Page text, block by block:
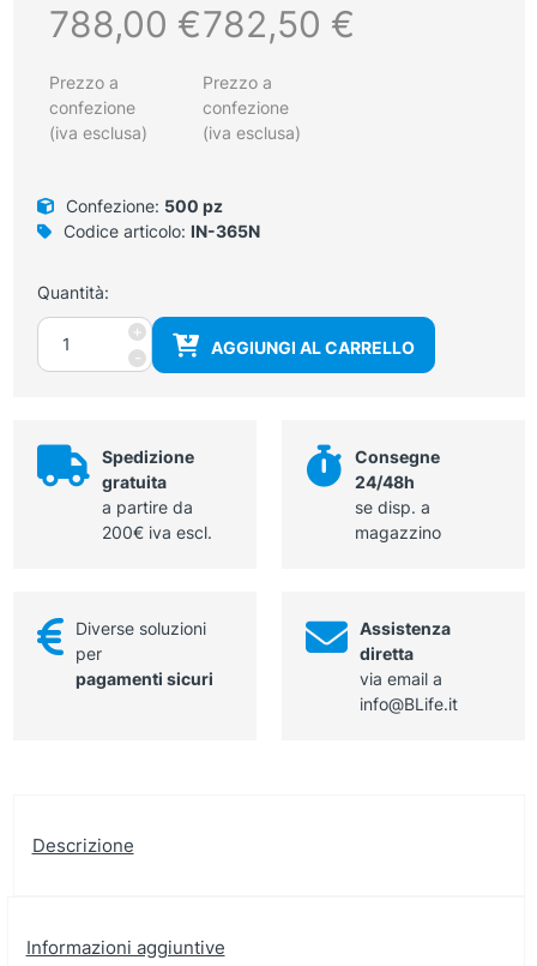
788,00 €
Prezzo a
confezione
(iva esclusa)
782,50 €
Prezzo a
confezione
(iva esclusa)
Confezione: 500 pz
Codice articolo: IN-365N
Quantità:
-
Tappo
siringhe
sicurezza
antieffrazione,
418004
quantità
+
AGGIUNGI AL CARRELLO
Spedizione
gratuita
a partire da
200€ iva escl.
Consegne
24/48h
se disp. a
magazzino
Diverse soluzioni
per
pagamenti sicuri
Assistenza
diretta
via email a
info@BLife.it
Descrizione
Informazioni aggiuntive